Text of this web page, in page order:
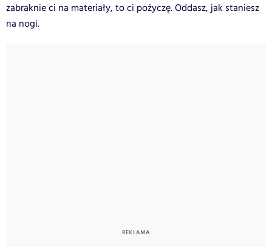
zabraknie ci na materiały, to ci pożyczę. Oddasz, jak staniesz
na nogi.